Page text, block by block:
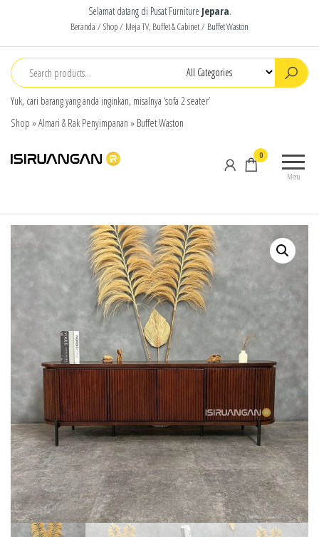
Selamat datang di Pusat Furniture Jepara.
Beranda / Shop/ Meja TV, Buffet & Cabinet/ Buffet Waston
Yuk, cari barang yang anda inginkan, misalnya ‘sofa 2 seater’
Shop »Almari & Rak Penyimpanan » Buffet Waston
products
Menu
0